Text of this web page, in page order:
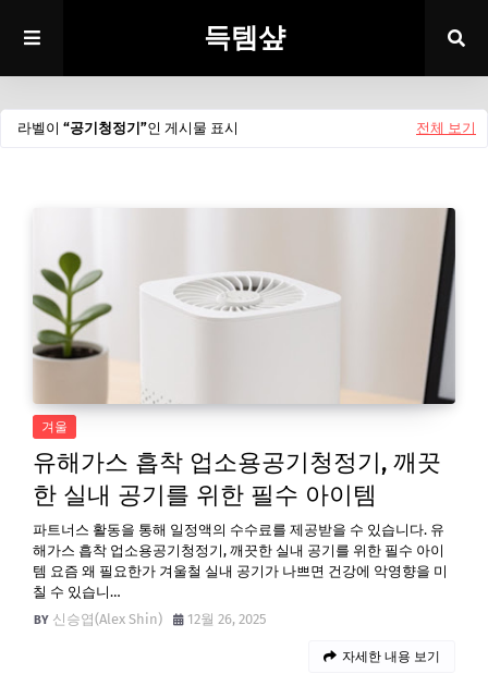
득템샾
라벨이 공기청정기 인 게시물 표시 전체 보기
겨울
유해가스 흡착 업소용공기청정기, 깨끗
한 실내 공기를 위한 필수 아이템
파트너스 활동을 통해 일정액의 수수료를 제공받을 수 있습니다. 유
해가스 흡착 업소용공기청정기, 깨끗한 실내 공기를 위한 필수 아이
템 요즘 왜 필요한가 겨울철 실내 공기가 나쁘면 건강에 악영향을 미
칠 수 있습니…
신승엽(Alex Shin)
12월 26, 2025
자세한 내용 보기